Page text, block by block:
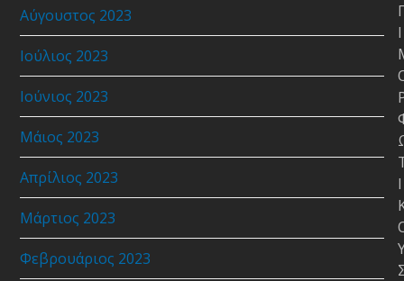
Αύγουστος 2023
Ιούλιος 2023
Ιούνιος 2023
Μάιος 2023
Απρίλιος 2023
Μάρτιος 2023
Φεβρουάριος 2023
Ι
Ι